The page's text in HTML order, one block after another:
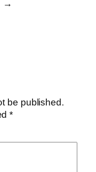
→
be published.
*